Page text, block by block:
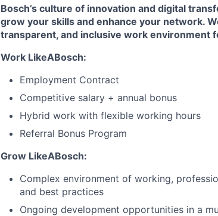
Bosch’s culture of innovation and digital
grow your skills and enhance your network.
transparent, and inclusive work environment
Work LikeABosch:
Employment Contract
Competitive salary + annual bonus
Hybrid work with flexible working hours
Referral Bonus Program
Grow LikeABosch:
Complex environment of working,
and best practices
Ongoing development opportunities in a